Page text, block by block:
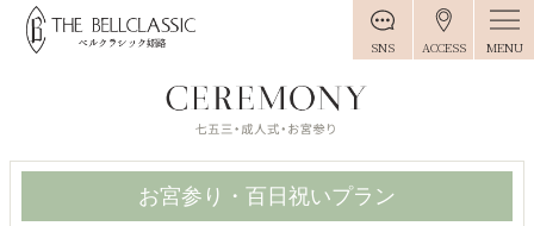
SNS ACCESS MENU
お宮参り・百日祝いプラン